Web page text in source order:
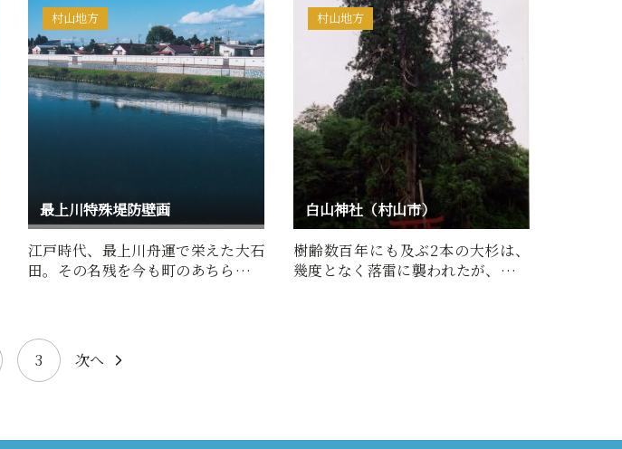
最上川特殊堤防壁画
村山地方
江戸時代、最上川舟運で栄えた大石
田。その名残を今も町のあちらこち
白山神社（村山市）
村山地方
樹齢数百年にも及ぶ2本の大杉は、
幾度となく落雷に襲われたが、被害
3 次へ